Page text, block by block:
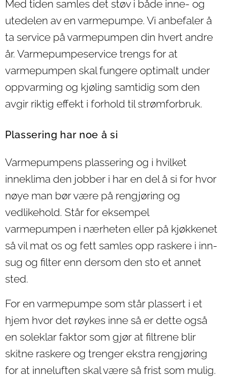
Med tiden samles det støv i både inne- og
utedelen av en varmepumpe. Vi anbefaler å
ta service på varmepumpen din hvert andre
år. Varmepumpeservice trengs for at
varmepumpen skal fungere optimalt under
oppvarming og kjøling samtidig som den
avgir riktig effekt i forhold til strømforbruk.
Plassering har noe å si
Varmepumpens plassering og i hvilket
inneklima den jobber i har en del å si for hvor
nøye man bør være på rengjøring og
vedlikehold. Står for eksempel
varmepumpen i nærheten eller på kjøkkenet
så vil mat os og fett samles opp raskere i inn-
sug og filter enn dersom den sto et annet
sted.
For en varmepumpe som står plassert i et
hjem hvor det røykes inne så er dette også
en soleklar faktor som gjør at filtrene blir
skitne raskere og trenger ekstra rengjøring
for at inneluften skal være så frist som mulig.